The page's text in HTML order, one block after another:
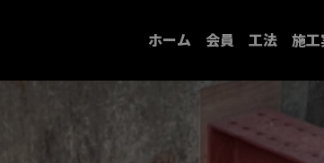
ホーム 会員 工法 施